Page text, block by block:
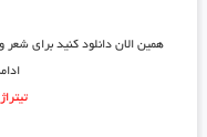
همین الان دانلود کنید برای